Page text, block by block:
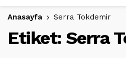
Anasayfa Serra Tokdemir
Etiket: Serra